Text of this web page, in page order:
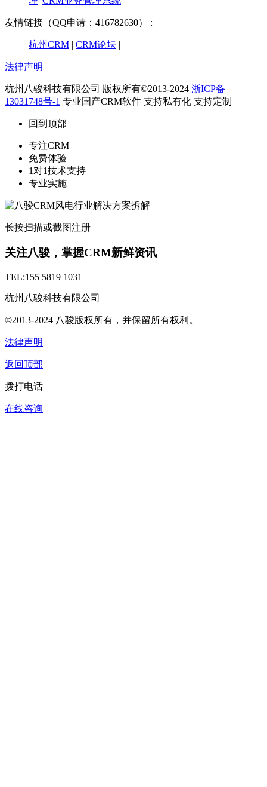
友情链接（QQ申请：416782630） :
杭州CRM | CRM论坛 |
法律声明
杭州八骏科技有限公司 版权所有©2013-2024 浙ICP备
13031748号-1 专业国产CRM软件 支持私有化 支持定制
回到顶部
专注CRM
免费体验
1对1技术支持
专业实施
长按扫描或截图注册
关注八骏，掌握CRM新鲜资讯
TEL:155 5819 1031
杭州八骏科技有限公司
©2013-2024 八骏版权所有，并保留所有权利。
法律声明
返回顶部
拨打电话
在线咨询